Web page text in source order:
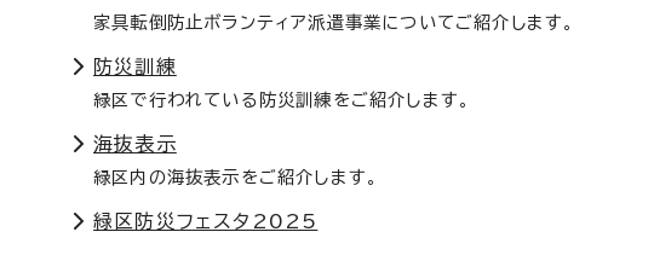
家具転倒防止ボランティア派遣事業についてご紹介します。
防災訓練
緑区で行われている防災訓練をご紹介します。
海抜表示
緑区内の海抜表示をご紹介します。
緑区防災フェスタ2025